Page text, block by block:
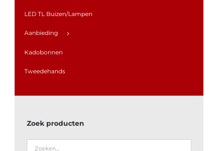
LED TL Buizen/Lampen
Aanbieding
Kadobonnen
Tweedehands
Zoek producten